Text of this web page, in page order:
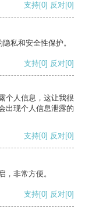
支持[0] 反对[0]
私和安全性保护。
支持[0] 反对[0]
个人信息，这让我很
出现个人信息泄露的
支持[0] 反对[0]
，非常方便。
支持[0] 反对[0]